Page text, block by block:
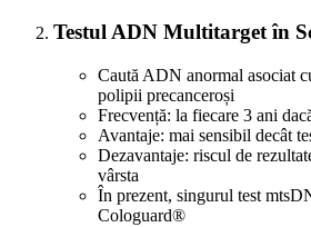
Testul ADN Multitarget în
Caută ADN anormal asociat
polipii precanceroși
Frecvență: la fiecare 3 ani
Avantaje: mai sensibil decât
Dezavantaje: riscul de
vârsta
În prezent, singurul test
Cologuard®